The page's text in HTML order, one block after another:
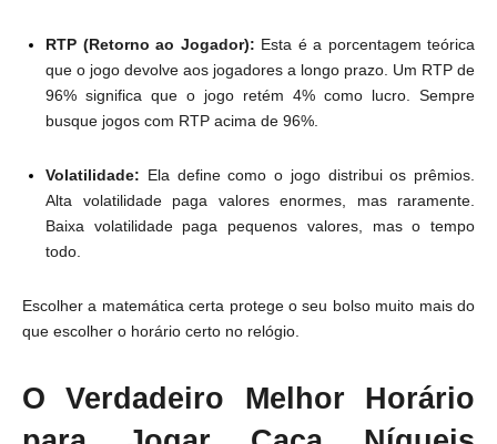
RTP (Retorno ao Jogador): Esta é a porcentagem teórica
que o jogo devolve aos jogadores a longo prazo. Um RTP de
96% significa que o jogo retém 4% como lucro. Sempre
busque jogos com RTP acima de 96%.
Volatilidade: Ela define como o jogo distribui os prêmios.
Alta volatilidade paga valores enormes, mas raramente.
Baixa volatilidade paga pequenos valores, mas o tempo
todo.
Escolher a matemática certa protege o seu bolso muito mais do
que escolher o horário certo no relógio.
O Verdadeiro Melhor Horário